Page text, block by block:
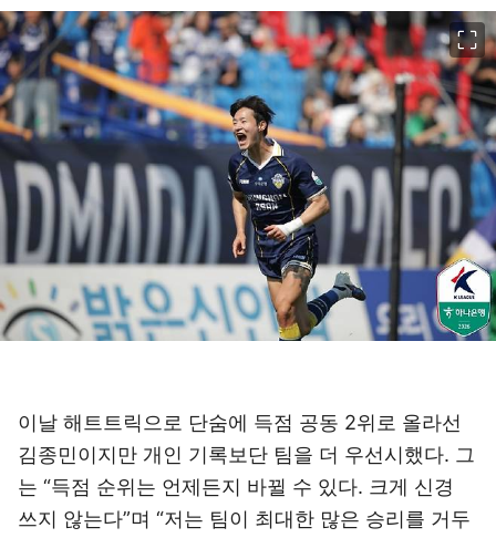
이날 해트트릭으로 단숨에 득점 공동 2위로 올라선
김종민이지만 개인 기록보단 팀을 더 우선시했다. 그
는 “득점 순위는 언제든지 바뀔 수 있다. 크게 신경
쓰지 않는다”며 “저는 팀이 최대한 많은 승리를 거두